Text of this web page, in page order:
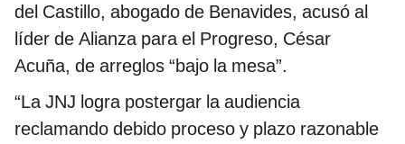
del Castillo, abogado de Benavides, acusó al
líder de Alianza para el Progreso, César
Acuña, de arreglos “bajo la mesa”.
“La JNJ logra postergar la audiencia
reclamando debido proceso y plazo razonable